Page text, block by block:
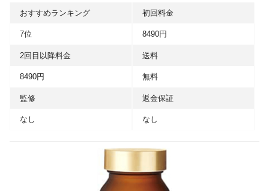
おすすめランキング
7位
初回料金
8490円
2回目以降料金
8490円
送料
無料
監修
なし
返金保証
なし